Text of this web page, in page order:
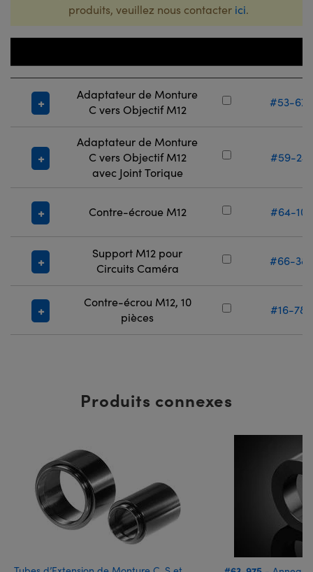
produits, veuillez nous contacter ici.
Adaptateur de Monture
C vers Objectif M12
#53-675
Adaptateur de Monture
C vers Objectif M12
avec Joint Torique
#59-241
Contre-écroue M12 #64-102
Support M12 pour
Circuits Caméra
#66-382
Contre-écrou M12, 10
pièces
#16-788
Produits connexes